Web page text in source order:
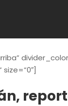
size=”0″]